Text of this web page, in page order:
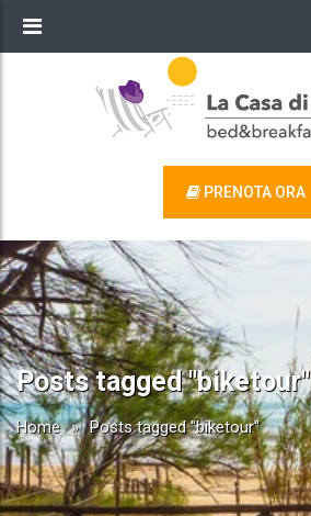
PRENOTA ORA
Posts tagged "biketour"
Home » Posts tagged "biketour"